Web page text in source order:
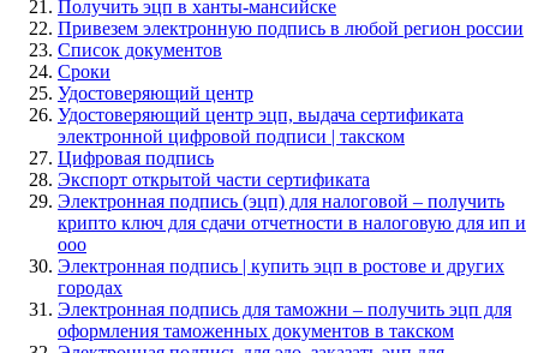
Получить эцп в ханты-мансийске
Привезем электронную подпись в любой регион россии
Список документов
Сроки
Удостоверяющий центр
Удостоверяющий центр эцп, выдача сертификата
электронной цифровой подписи | такском
Цифровая подпись
Экспорт открытой части сертификата
Электронная подпись (эцп) для налоговой – получить
крипто ключ для сдачи отчетности в налоговую для ип и
ооо
Электронная подпись | купить эцп в ростове и других
городах
Электронная подпись для таможни – получить эцп для
оформления таможенных документов в такском